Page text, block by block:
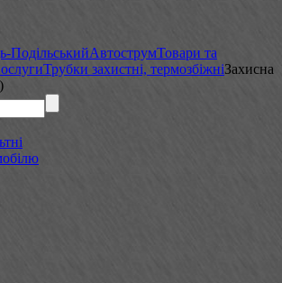
ПодільськийАвтострумТовари та
Трубки захистні, термозбіжніЗахисна